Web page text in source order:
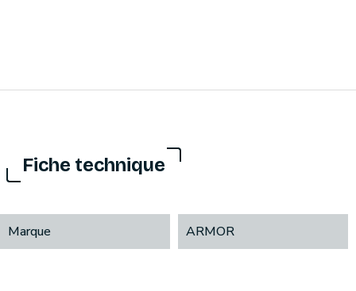
Fiche technique
Marque ARMOR